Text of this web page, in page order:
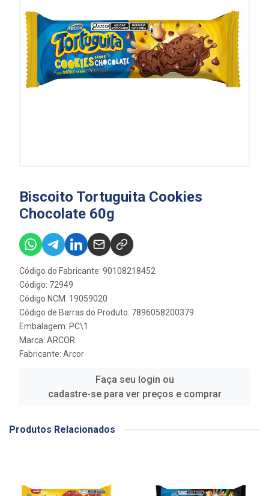
Biscoito Tortuguita Cookies
Chocolate 60g
Código do Fabricante: 90108218452
Código: 72949
Código NCM: 19059020
Código de Barras do Produto: 7896058200379
Embalagem: PC\1
Marca: ARCOR
Fabricante: Arcor
Faça seu login ou
cadastre-se para ver preços e comprar
Produtos Relacionados